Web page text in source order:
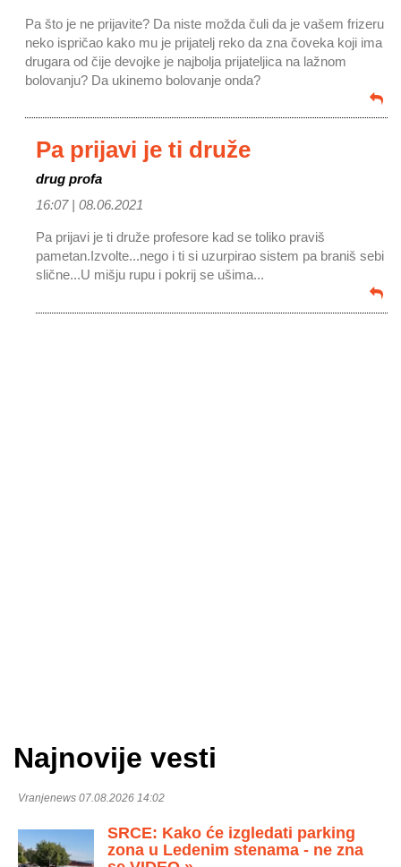
Pa što je ne prijavite? Da niste možda čuli da je vašem frizeru
neko ispričao kako mu je prijatelj reko da zna čoveka koji ima
drugara od čije devojke je najbolja prijateljica na lažnom
bolovanju? Da ukinemo bolovanje onda?
Pa prijavi je ti druže
drug profa
16:07 | 08.06.2021
Pa prijavi je ti druže profesore kad se toliko praviš
pametan.Izvolte...nego i ti si uzurpirao sistem pa braniš sebi
slične...U mišju rupu i pokrij se ušima...
Najnovije vesti
Vranjenews 07.08.2026 14:02
SRCE: Kako će izgledati parking
zona u Ledenim stenama - ne zna